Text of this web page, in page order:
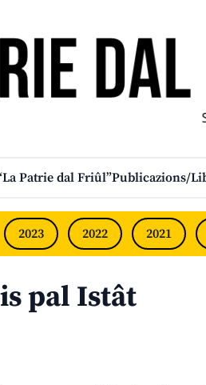
Patrie dal Friûl”Publicazions/
2023 2022 2021
pal Istât